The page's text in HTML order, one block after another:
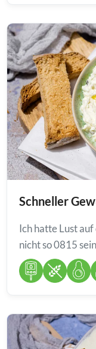
Schneller
Ich hatte Lust
nicht so 0815